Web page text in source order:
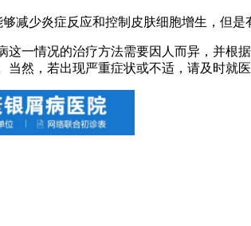
减少炎症反应和控制皮肤细胞增生，但
这一情况的治疗方法需要因人而异，并根
当然，若出现严重症状或不适，请及时就